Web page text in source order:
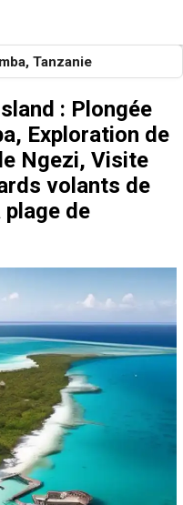
Tanzanie
: Plongée
Exploration de
Ngezi, Visite
volants de
plage de